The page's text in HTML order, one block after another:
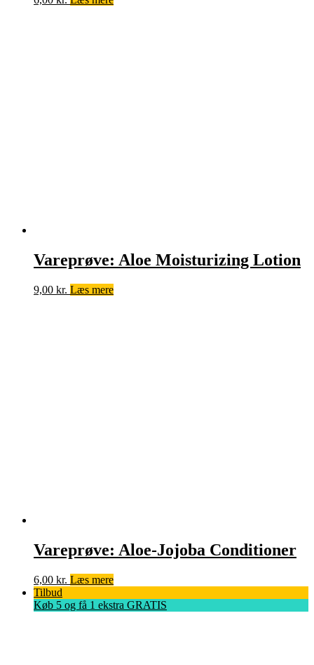
Vareprøve: Aloe Moisturizing Lotion
9,00 kr. Læs mere
Vareprøve: Aloe-Jojoba Conditioner
6,00 kr. Læs mere
Tilbud
Køb 5 og få 1 ekstra GRATIS